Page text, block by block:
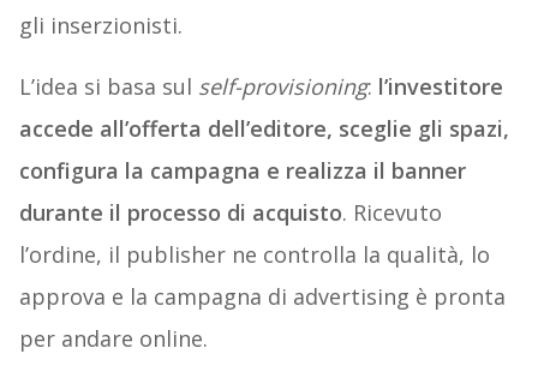
gli inserzionisti.
L’idea si basa sul self-provisioning: l’investitore
accede all’offerta dell’editore, sceglie gli spazi,
configura la campagna e realizza il banner
durante il processo di acquisto. Ricevuto
l’ordine, il publisher ne controlla la qualità, lo
approva e la campagna di advertising è pronta
per andare online.